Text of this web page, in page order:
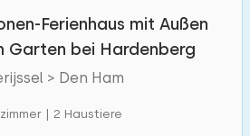
MobilitätFerienhaus mit Außen
Garten bei Hardenberg
> Den Ham
| 2 Haustiere